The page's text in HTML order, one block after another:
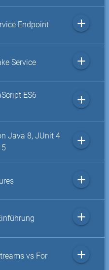
Endpoint add
Service add
ES6
add
Java 8, JUnit 4
add
add
add
vs For add